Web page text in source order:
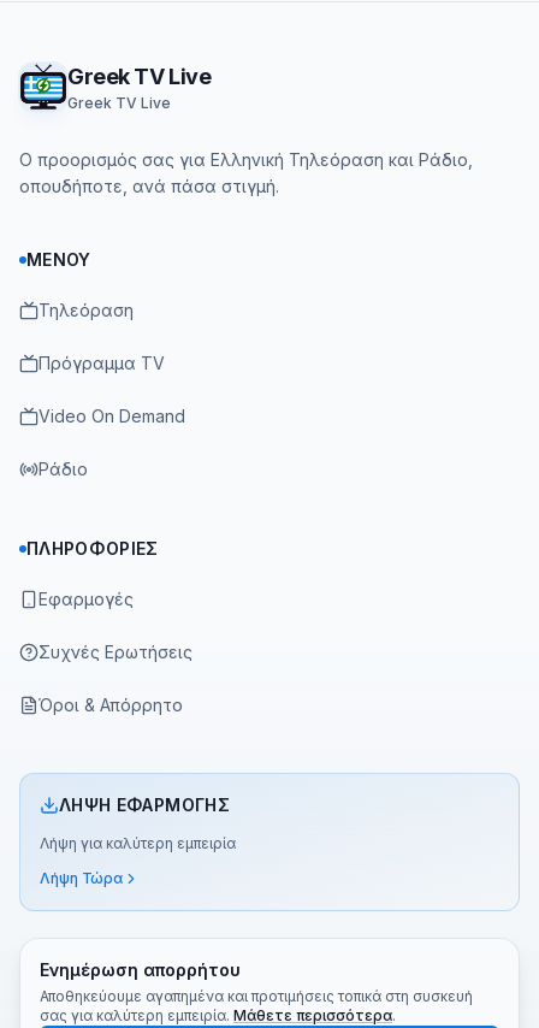
Ενημέρωση απορρήτου
Αποθηκεύουμε αγαπημένα και προτιμήσεις τοπικά στη συσκευή
σας για καλύτερη εμπειρία. Μάθετε περισσότερα.
Greek TV Live
Greek TV Live
Ο προορισμός σας για Ελληνική Τηλεόραση και Ράδιο,
οπουδήποτε, ανά πάσα στιγμή.
ΜΕΝΟΎ
Τηλεόραση
Πρόγραμμα TV
Video On Demand
Ράδιο
ΠΛΗΡΟΦΟΡΊΕΣ
Εφαρμογές
Συχνές Ερωτήσεις
Όροι & Απόρρητο
ΛΉΨΗ ΕΦΑΡΜΟΓΉΣ
Λήψη για καλύτερη εμπειρία
Λήψη Τώρα
©2026 Greek TV App